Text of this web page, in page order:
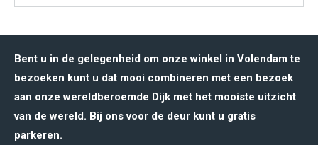
Bent u in de gelegenheid om onze winkel in Volendam te
bezoeken kunt u dat mooi combineren met een bezoek
aan onze wereldberoemde Dijk met het mooiste uitzicht
van de wereld. Bij ons voor de deur kunt u gratis
parkeren.